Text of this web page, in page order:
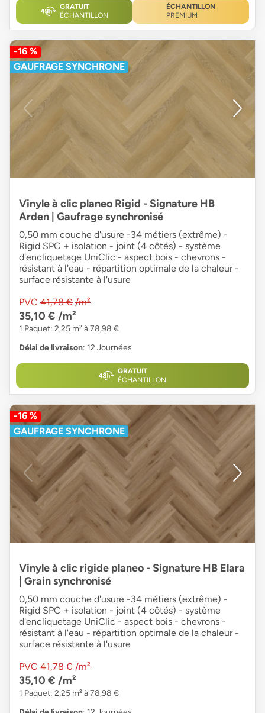
GRATUIT
ÉCHANTILLON
ÉCHANTILLON
PREMIUM
-16 %
GAUFRAGE SYNCHRONE
Vinyle à clic planeo Rigid - Signature HB
Arden | Gaufrage synchronisé
0,50 mm couche d'usure -34 métiers (extrême) -
Rigid SPC + isolation - joint (4 côtés) - système
d'encliquetage UniClic - aspect bois - chevrons -
résistant à l'eau - répartition optimale de la chaleur -
surface résistante à l'usure
PVC 41,78 € /m²
35,10 € /m²
1 Paquet: 2,25 m² à 78,98 €
Délai de livraison: 12 Journées
GRATUIT
ÉCHANTILLON
-16 %
GAUFRAGE SYNCHRONE
Vinyle à clic rigide planeo - Signature HB Elara
| Grain synchronisé
0,50 mm couche d'usure -34 métiers (extrême) -
Rigid SPC + isolation - joint (4 côtés) - système
d'encliquetage UniClic - aspect bois - chevrons -
résistant à l'eau - répartition optimale de la chaleur -
surface résistante à l'usure
PVC 41,78 € /m²
35,10 € /m²
1 Paquet: 2,25 m² à 78,98 €